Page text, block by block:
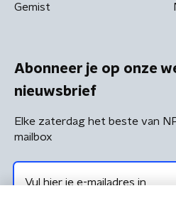
Gemist
Abonneer je op onze
nieuwsbrief
Elke zaterdag het beste van
mailbox